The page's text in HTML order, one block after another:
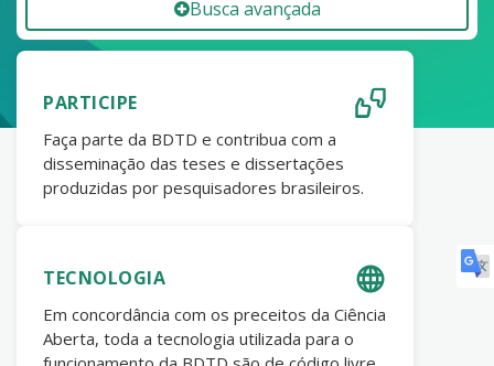
Busca avançada
PARTICIPE
Faça parte da BDTD e contribua com a
disseminação das teses e dissertações
produzidas por pesquisadores brasileiros.
TECNOLOGIA
Em concordância com os preceitos da Ciência
Aberta, toda a tecnologia utilizada para o